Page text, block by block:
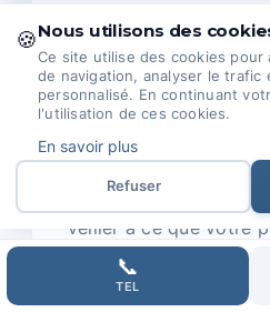
Nous assurons un suivi
comprenant la
jour nécessaires et la
site.
Vous pouvez compter
veiller à ce que votre
reste dynamique et en
évolution.
Expertise et
📞
TEL
🍪Nous utilisons des
Ce site utilise des cookies pour
de navigation, analyser le
personnalisé. En continuant
l'utilisation de ces cookies.
En savoir plus
Refuser